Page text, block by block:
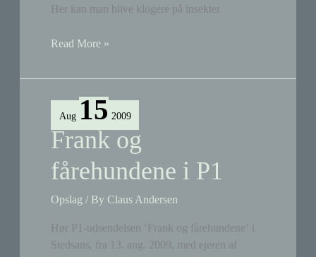
Her kan man blive klogere på insekter
Klimamininaturskolen
Read More »
Aug 15 2009
Frank og
fårehundene i P1
Opslag / ByClaus Andersen
Hør P1-udsendelsen ‘Frank og fårehundene‘ i
Stedsans, fra 13. aug. 2009, med ejeren af